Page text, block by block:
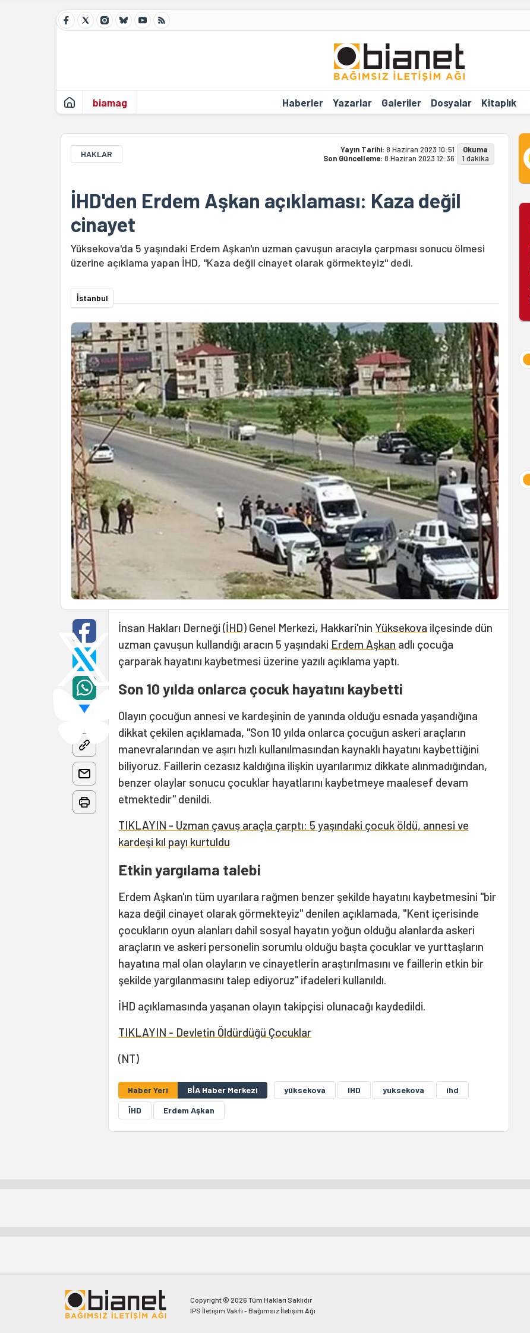
biamag Haberler Yazarlar Galeriler Dosyalar Kitaplık
HAKLAR Yayın Tarihi: 8 Haziran 2023 10:51
Son Güncelleme: 8 Haziran 2023 12:36
Okuma
1 dakika
İHD'den Erdem Aşkan açıklaması: Kaza değil
cinayet
Yüksekova'da 5 yaşındaki Erdem Aşkan'ın uzman çavuşun aracıyla çarpması sonucu ölmesi
üzerine açıklama yapan İHD, "Kaza değil cinayet olarak görmekteyiz" dedi.
İstanbul
İnsan Hakları Derneği (İHD) Genel Merkezi, Hakkari'nin Yüksekova ilçesinde dün
uzman çavuşun kullandığı aracın 5 yaşındaki Erdem Aşkan adlı çocuğa
çarparak hayatını kaybetmesi üzerine yazılı açıklama yaptı.
Son 10 yılda onlarca çocuk hayatını kaybetti
Olayın çocuğun annesi ve kardeşinin de yanında olduğu esnada yaşandığına
dikkat çekilen açıklamada, "Son 10 yılda onlarca çocuğun askeri araçların
manevralarından ve aşırı hızlı kullanılmasından kaynaklı hayatını kaybettiğini
biliyoruz. Faillerin cezasız kaldığına ilişkin uyarılarımız dikkate alınmadığından,
benzer olaylar sonucu çocuklar hayatlarını kaybetmeye maalesef devam
etmektedir" denildi.
TIKLAYIN - Uzman çavuş araçla çarptı: 5 yaşındaki çocuk öldü, annesi ve
kardeşi kıl payı kurtuldu
Etkin yargılama talebi
Erdem Aşkan'ın tüm uyarılara rağmen benzer şekilde hayatını kaybetmesini "bir
kaza değil cinayet olarak görmekteyiz" denilen açıklamada, "Kent içerisinde
çocukların oyun alanları dahil sosyal hayatın yoğun olduğu alanlarda askeri
araçların ve askeri personelin sorumlu olduğu başta çocuklar ve yurttaşların
hayatına mal olan olayların ve cinayetlerin araştırılmasını ve faillerin etkin bir
şekilde yargılanmasını talep ediyoruz" ifadeleri kullanıldı.
İHD açıklamasında yaşanan olayın takipçisi olunacağı kaydedildi.
TIKLAYIN - Devletin Öldürdüğü Çocuklar
(NT)
Haber Yeri BİA Haber Merkezi yüksekova IHD yuksekova
ihd
ÎHD
Erdem Aşkan
Copyright © 2026 Tüm Hakları Saklıdır
IPS İletişim Vakfı - Bağımsız İletişim Ağı